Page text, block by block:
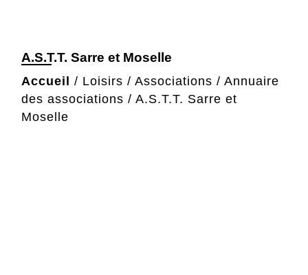
A.S.T.T. Sarre et Moselle
Accueil / Loisirs / Associations / Annuaire
des associations / A.S.T.T. Sarre et
Moselle